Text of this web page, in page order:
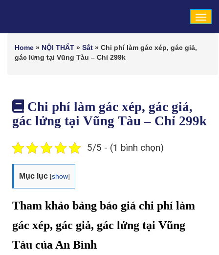
Home » NỘI THẤT » Sắt » Chi phí làm gác xép, gác giả,
gác lửng tại Vũng Tàu – Chỉ 299k
Chi phí làm gác xép, gác giả,
gác lửng tại Vũng Tàu – Chỉ 299k
5/5 - (1 bình chọn)
Mục lục [show]
Tham khảo bảng báo giá chi phí làm
gác xép, gác giả, gác lửng tại Vũng
Tàu của An Bình